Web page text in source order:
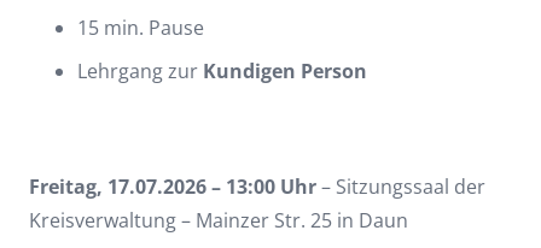
15 min. Pause
Lehrgang zur Kundigen Person
Freitag, 17.07.2026 – 13:00 Uhr– Sitzungssaal der
Kreisverwaltung – Mainzer Str. 25 in Daun